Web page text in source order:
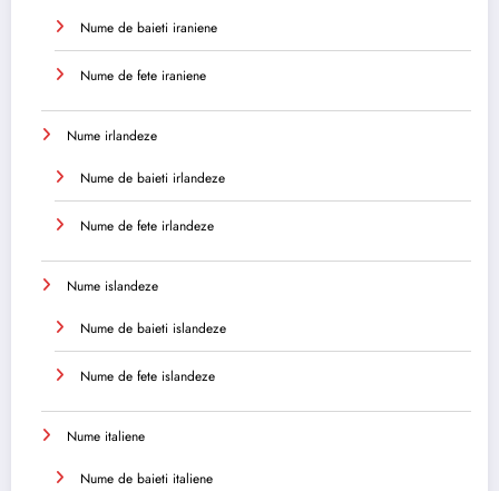
Nume de baieti iraniene
Nume de fete iraniene
Nume irlandeze
Nume de baieti irlandeze
Nume de fete irlandeze
Nume islandeze
Nume de baieti islandeze
Nume de fete islandeze
Nume italiene
Nume de baieti italiene